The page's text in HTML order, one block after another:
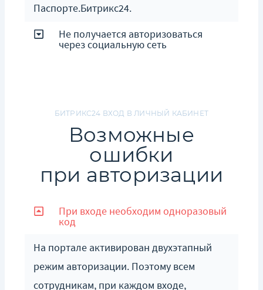
Паспорте.Битрикс24.
Не получается авторизоваться
через социальную сеть
БИТРИКС24 ВХОД В ЛИЧНЫЙ КАБИНЕТ
Возможные
ошибки
при авторизации
При входе необходим одноразовый
код
На портале активирован двухэтапный
режим авторизации. Поэтому всем
сотрудникам, при каждом входе,